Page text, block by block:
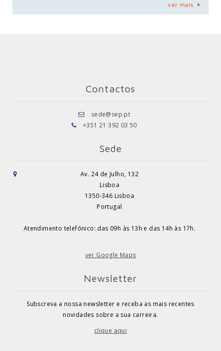
ver mais
Contactos
sede@sep.pt
+351 21 392 03 50
Sede
Av. 24 de Julho, 132
Lisboa
1350-346 Lisboa
Portugal
Atendimento telefónico: das 09h às 13h e das 14h às 17h.
ver Google Maps
Newsletter
Subscreva a nossa newsletter e receba as mais recentes
novidades sobre a sua carreira.
clique aqui